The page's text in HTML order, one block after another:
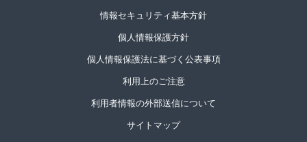
情報セキュリティ基本方針
個人情報保護方針
個人情報保護法に基づく公表事項
利用上のご注意
利用者情報の外部送信について
サイトマップ